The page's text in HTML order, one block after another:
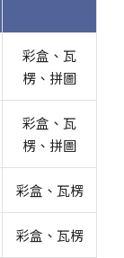
彩盒、瓦
楞、拼圖
彩盒、瓦
楞、拼圖
彩盒、瓦楞
彩盒、瓦楞